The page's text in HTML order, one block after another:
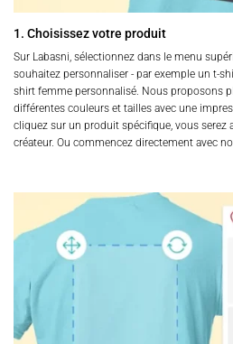
1. Choisissez votre produit
Sur Labasni, sélectionnez dans le menu
souhaitez personnaliser - par exemple un t-
shirt femme personnalisé. Nous proposons
différentes couleurs et tailles avec une
cliquez sur un produit spécifique, vous serez
créateur. Ou commencez directement avec